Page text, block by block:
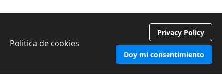
Politica de cookies
Privacy Policy
Doy mi consentimiento